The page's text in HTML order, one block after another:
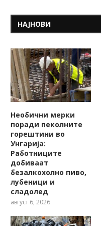
НАЈНОВИ
Необични мерки
поради пеколните
горештини во
Унгарија:
Работниците
добиваат
безалкохолно пиво,
лубеници и
сладолед
август 6, 2026